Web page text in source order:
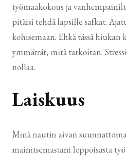
työmaakokous ja
pitäisi tehdä lapsille safkat.
kohisemaan. Ehkä tässä
ymmärrät, mitä tarkoitan.
nollaa.
Laiskuus
Minä nautin aivan
mainitsemastani leppoisasta